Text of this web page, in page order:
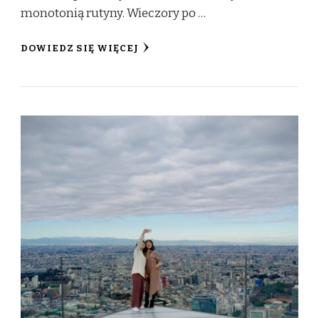
monotonią rutyny. Wieczory po …
DOWIEDZ SIĘ WIĘCEJ